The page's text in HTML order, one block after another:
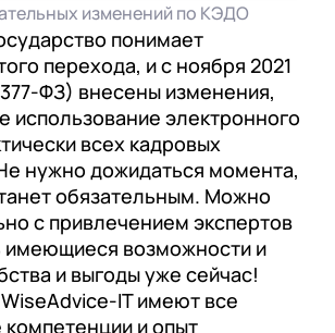
изменений по КЭДО
понимает
перехода, и с ноября 2021
ФЗ) внесены изменения,
использование электронного
всех кадровых
нужно дожидаться момента,
обязательным. Можно
с привлечением экспертов
имеющиеся возможности и
и выгоды уже сейчас!
IT имеют все
и опыт